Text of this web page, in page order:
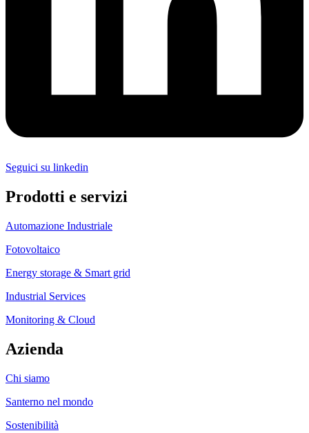
Seguici su linkedin
Prodotti e servizi
Automazione Industriale
Fotovoltaico
Energy storage & Smart grid
Industrial Services
Monitoring & Cloud
Azienda
Chi siamo
Santerno nel mondo
Sostenibilità